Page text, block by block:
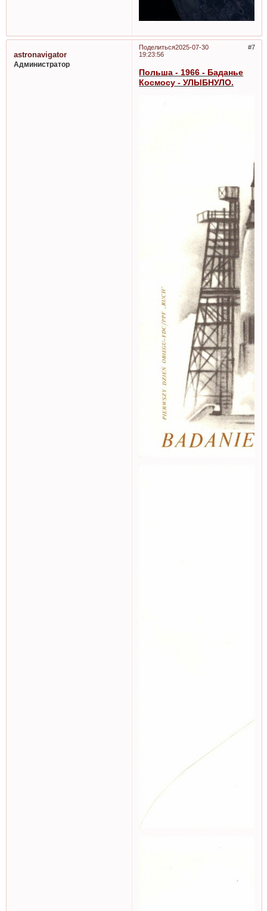
Поделиться 7
2025-07-30
19:23:56
astronavigator
Администратор
Польша - 1966 - Баданье
Космосу - УЛЫБНУЛО.